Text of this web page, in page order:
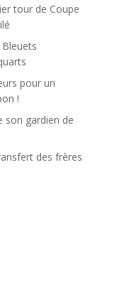
tour de Coupe
pour un
!
son gardien de
des frères